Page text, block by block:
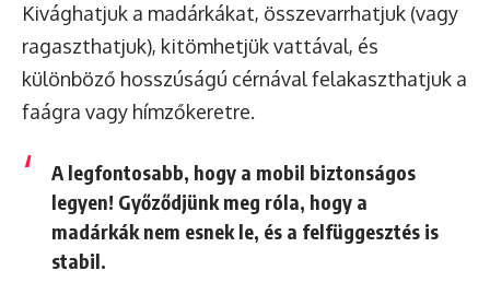
Kivághatjuk a madárkákat, összevarrhatjuk (vagy
ragaszthatjuk), kitömhetjük vattával, és
különböző hosszúságú cérnával felakaszthatjuk a
faágra vagy hímzőkeretre.
A legfontosabb, hogy a mobil biztonságos
legyen! Győződjünk meg róla, hogy a
madárkák nem esnek le, és a felfüggesztés is
stabil.